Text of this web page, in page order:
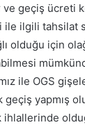
geçiş ücreti
ilgili tahsilat
olduğu için
ile OGS
geçiş yapmış
ihlallerinde